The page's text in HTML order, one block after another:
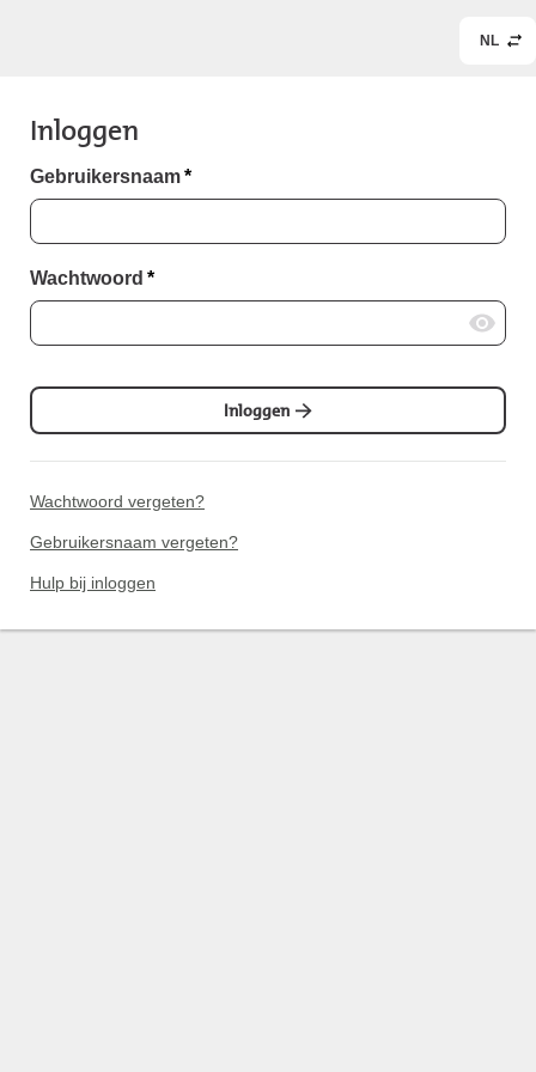
NL
Inloggen
Gebruikersnaam*
Wachtwoord *
Inloggen
Wachtwoord vergeten?
Gebruikersnaam vergeten?
Hulp bij inloggen